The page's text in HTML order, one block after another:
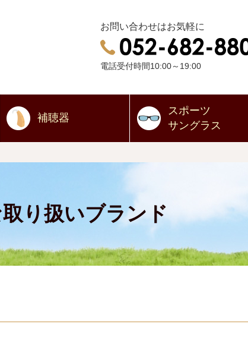
お問い合わせはお気軽に
電話受付時間10:00～19:00
補聴器
スポーツ
サングラス
り扱いブランド